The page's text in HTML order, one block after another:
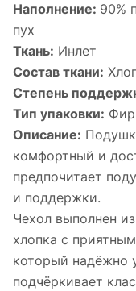
Наполнение: 90%
пух
Ткань: Инлет
Состав ткани:
Степень
Тип упаковки:
Описание:
комфортный и
предпочитает
и поддержки.
Чехол выполнен
хлопка с
который надёжно
подчёркивает